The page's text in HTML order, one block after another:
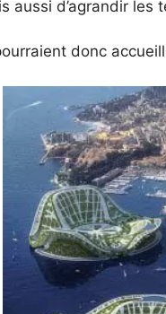
aussi d’agrandir
donc